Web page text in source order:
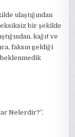
ulaştığından
eksiksiz bir şekilde
kağıt ve
faksın geldiği
Nelerdir?”,